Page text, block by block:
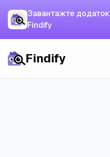
Завантажте додаток
Findify
Завантажте додаток
Findify
Findify